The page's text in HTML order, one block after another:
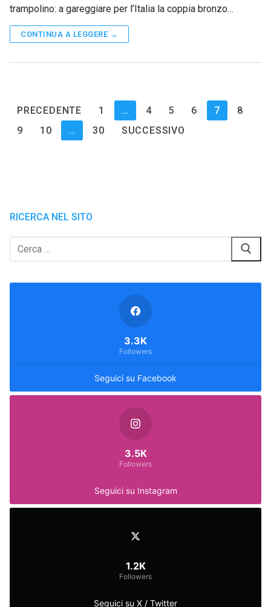
trampolino: a gareggiare per l’Italia la coppia bronzo…
CONTINUA A LEGGERE →
Paginazione
degli
PRECEDENTE 1 … 4 5 6 7
8
9
10 … 30 SUCCESSIVO
RICERCA NEL SITO
Cerca:
Seguici su Facebook
3.3K
Followers
Seguici su Instagram
3.5K
Followers
Seguici su X / Twitter
1.2K
Followers